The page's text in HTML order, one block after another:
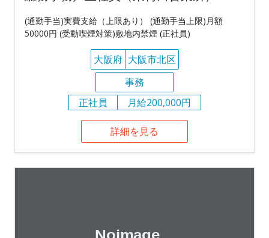
(通勤手当)実費支給（上限あり） (通勤手当上限)月額
50000円 (受動喫煙対策)敷地内禁煙 (正社員)
大阪府 大阪市北区
事務
正社員
月給200,000円
詳細を見る